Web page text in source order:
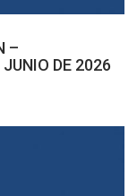
–
DE 2026